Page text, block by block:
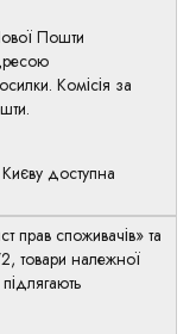
Пошти
Комісія за
доступна
прав споживачів» та
товари належної